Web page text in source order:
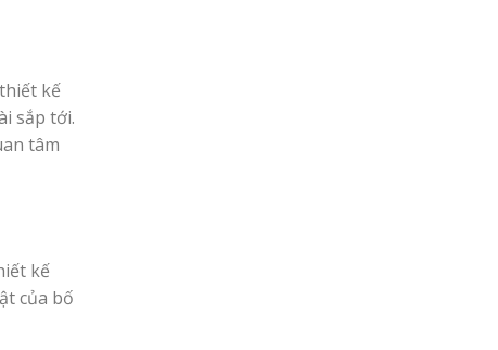
kế
sắp tới.
tâm
kế
của bố